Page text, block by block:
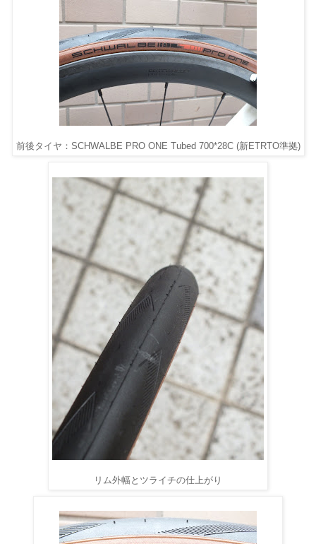
前後タイヤ：SCHWALBE PRO ONE Tubed 700*28C (新ETRTO準拠)
リム外幅とツライチの仕上がり